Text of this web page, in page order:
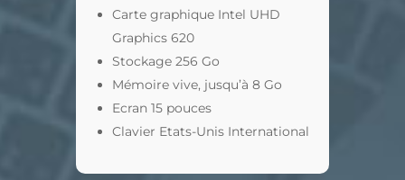
Carte graphique Intel UHD
Graphics 620
Stockage 256 Go
Mémoire vive, jusqu’à 8 Go
Ecran 15 pouces
Clavier Etats-Unis International